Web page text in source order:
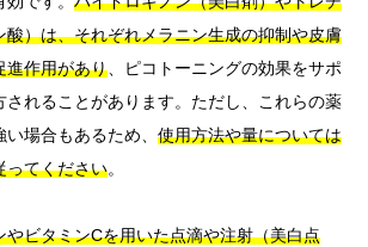
酸）は、それぞれメラニン生成の抑制や皮膚
進作用があり 、ピコトーニングの効果をサポ
されることがあります。ただし、これらの薬
場合もあるため、 使用方法や量については
ってください。
やビタミンCを用いた点滴や注射（美白点